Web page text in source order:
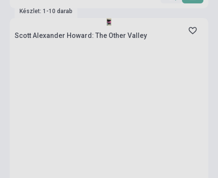
Készlet: 1-10 darab
Scott Alexander Howard: The Other Valley